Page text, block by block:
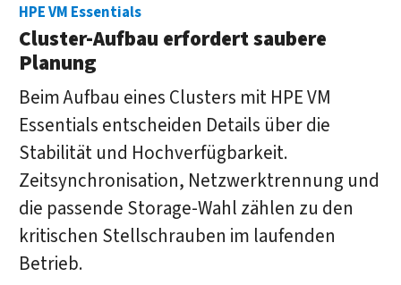
HPE VM Essentials
Cluster-Aufbau erfordert saubere
Planung
Beim Aufbau eines Clusters mit HPE VM
Essentials entscheiden Details über die
Stabilität und Hochverfügbarkeit.
Zeitsynchronisation, Netzwerktrennung und
die passende Storage-Wahl zählen zu den
kritischen Stellschrauben im laufenden
Betrieb.